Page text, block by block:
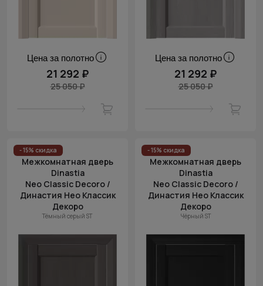
Цена за полотно
21 292 ₽
25 050 ₽
Цена за полотно
21 292 ₽
25 050 ₽
- 15% скидка
Межкомнатная дверь
Dinastia
Neo Classic Decoro /
Династия Нео Классик
Декоро
Тёмный серый ST
- 15% скидка
Межкомнатная дверь
Dinastia
Neo Classic Decoro /
Династия Нео Классик
Декоро
Чёрный ST